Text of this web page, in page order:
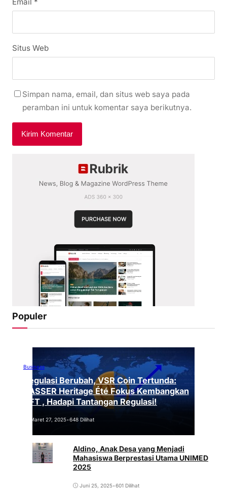
Situs Web
Simpan nama, email, dan situs web saya pada
peramban ini untuk komentar saya berikutnya.
Populer
Business
Regulasi Berubah, VSR Coin Tertunda:
VASSER Heritage Été Fokus Kembangkan
NFT , Hadapi Tantangan Regulasi!
Maret 27, 2025•648 Dilihat
Aldino, Anak Desa yang Menjadi
Mahasiswa Berprestasi Utama UNIMED
2025
Juni 25, 2025•601 Dilihat